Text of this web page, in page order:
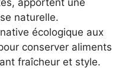
apportent une
naturelle.
écologique aux
conserver aliments
fraîcheur et style.